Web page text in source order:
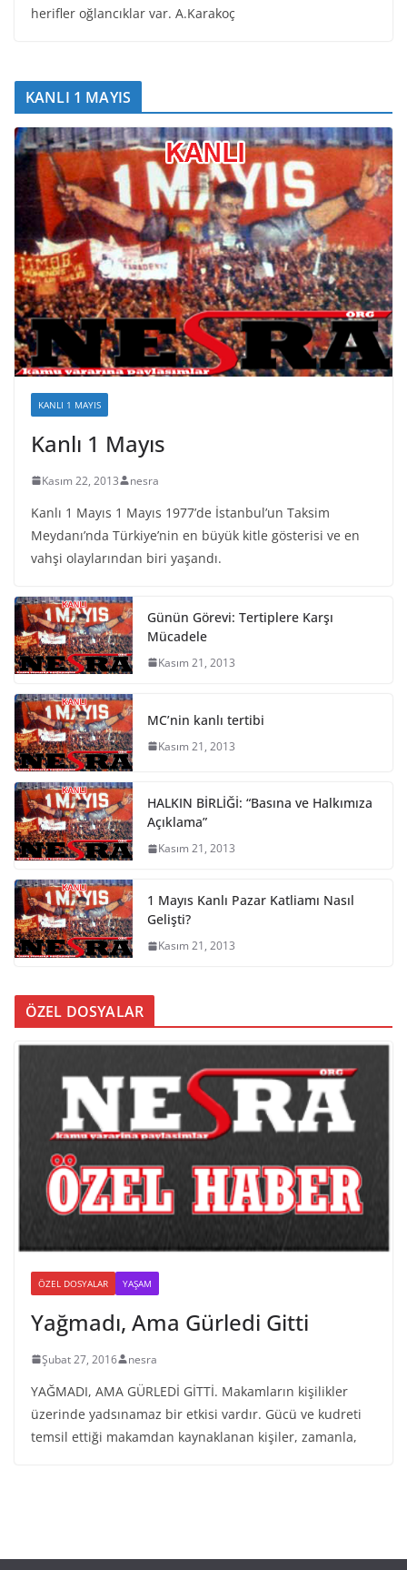
herifler oğlancıklar var. A.Karakoç
KANLI 1 MAYIS
KANLI 1 MAYIS
Kanlı 1 Mayıs
Kasım 22, 2013 nesra
Kanlı 1 Mayıs 1 Mayıs 1977’de İstanbul’un Taksim
Meydanı’nda Türkiye’nin en büyük kitle gösterisi ve en
vahşi olaylarından biri yaşandı.
Günün Görevi: Tertiplere Karşı
Mücadele
Kasım 21, 2013
MC’nin kanlı tertibi
Kasım 21, 2013
HALKIN BİRLİĞİ: “Basına ve Halkımıza
Açıklama”
Kasım 21, 2013
1 Mayıs Kanlı Pazar Katliamı Nasıl
Gelişti?
Kasım 21, 2013
ÖZEL DOSYALAR
ÖZEL DOSYALAR YAŞAM
Yağmadı, Ama Gürledi Gitti
Şubat 27, 2016 nesra
YAĞMADI, AMA GÜRLEDİ GİTTİ. Makamların kişilikler
üzerinde yadsınamaz bir etkisi vardır. Gücü ve kudreti
temsil ettiği makamdan kaynaklanan kişiler, zamanla,